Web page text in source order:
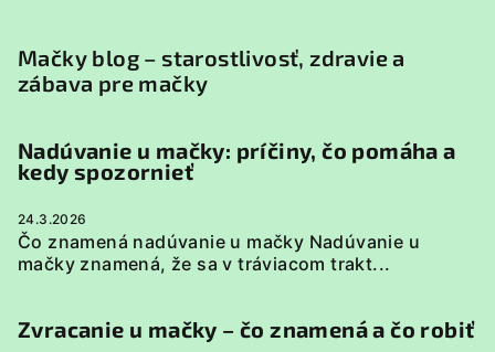
Mačky blog – starostlivosť, zdravie a
zábava pre mačky
Nadúvanie u mačky: príčiny, čo pomáha a
kedy spozornieť
24.3.2026
Čo znamená nadúvanie u mačky Nadúvanie u
mačky znamená, že sa v tráviacom trakt...
Zvracanie u mačky – čo znamená a čo robiť